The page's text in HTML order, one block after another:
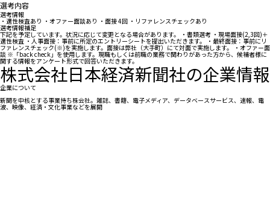
選考内容
選考情報
・適性検査あり ・オファー面談あり ・面接 4回 ・リファレンスチェックあり
選考情報補足
下記を予定しています。状況に応じて変更となる場合があります。 ・書類選考 ・現場面接(2,3回)＋
適性検査 ・人事面接：事前に所定のエントリーシートを提出いただきます。 ・最終面接：事前にリ
ファレンスチェック(※)を実施します。面接は弊社（大手町）にて対面で実施します。 ・オファー面
談 ※「back check」を使用します。現職もしくは前職の業務で関わりがあった方から、候補者様に
関する情報をアンケート形式で回答いただきます。
株式会社日本経済新聞社の企業情報
企業について
新聞を中核とする事業持ち株会社。雑誌、書籍、電子メディア、データベースサービス、速報、電
波、映像、経済・文化事業などを展開